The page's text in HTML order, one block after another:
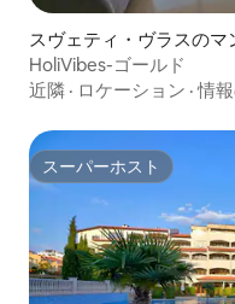
スヴェティ・ヴラスのマ
HoliVibes-ゴールド
近隣 · ロケーション ·情
スーパーホスト
スーパーホスト